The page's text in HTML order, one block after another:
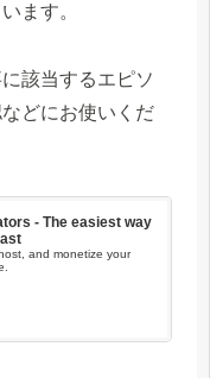
ます。
該当するエピソ
どにお使いくだ
- The easiest way
and monetize your